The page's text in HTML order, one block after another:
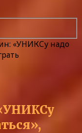
«УНИКСу надо